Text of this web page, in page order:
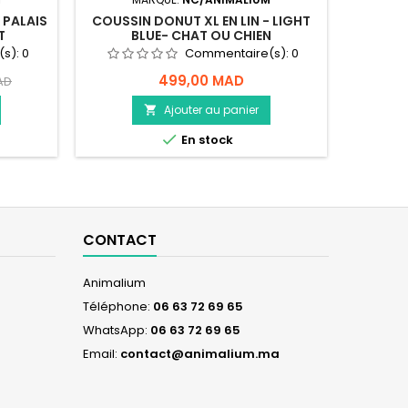
0
COUSSIN DONUT XL EN LIN - LIGHT
BLUE- CHAT OU CHIEN
Commentaire(s): 0
499,00 MAD
 Ajouter au panier
 En stock
CONTACT
Animalium
Téléphone: 06 63 72 69 65
WhatsApp: 06 63 72 69 65
Email: contact@animalium.ma